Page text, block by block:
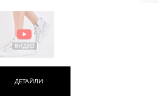
ДЕТАЙЛИ